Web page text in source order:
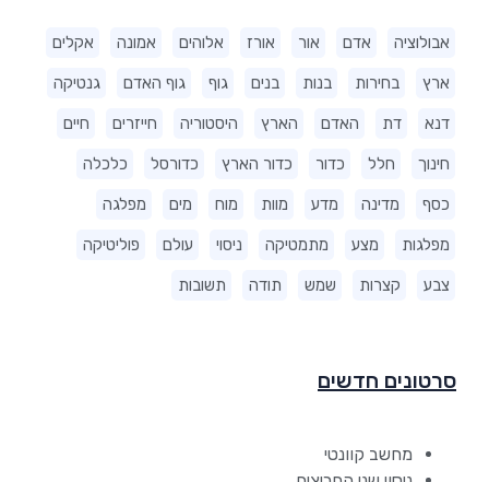
אבולוציה אדם אור אורז אלוהים אמונה אקלים
ארץ בחירות בנות בנים גוף גוף האדם גנטיקה
דנא דת האדם הארץ היסטוריה חייזרים חיים
חינוך חלל כדור כדור הארץ כדורסל כלכלה
כסף מדינה מדע מוות מוח מים מפלגה
מפלגות מצע מתמטיקה ניסוי עולם פוליטיקה
צבע קצרות שמש תודה תשובות
סרטונים חדשים
מחשב קוונטי